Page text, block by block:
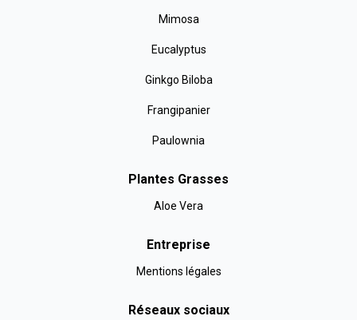
Mimosa
Eucalyptus
Ginkgo Biloba
Frangipanier
Paulownia
Plantes Grasses
Aloe Vera
Entreprise
Mentions légales
Réseaux sociaux